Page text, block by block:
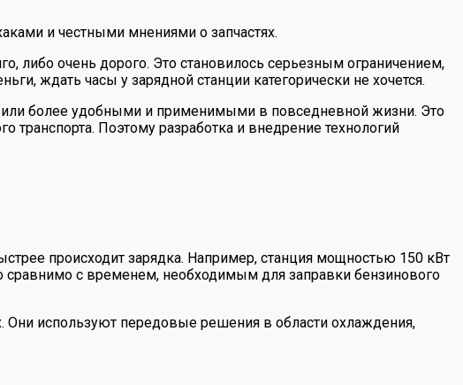
и честными мнениями о запчастях.
либо очень дорого. Это становилось серьезным ограничением,
ждать часы у зарядной станции категорически не хочется.
более удобными и применимыми в повседневной жизни. Это
транспорта. Поэтому разработка и внедрение технологий
происходит зарядка. Например, станция мощностью 150 кВт
с временем, необходимым для заправки бензинового
Они используют передовые решения в области охлаждения,